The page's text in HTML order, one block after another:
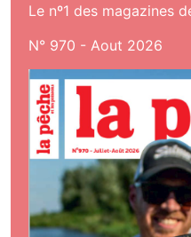
Le nº1 des magazines
N° 970 - Aout 2026